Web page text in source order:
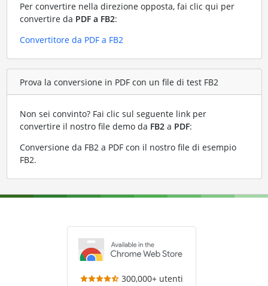
Per convertire nella direzione opposta, fai clic qui per
convertire da PDF a FB2:
Convertitore da PDF a FB2
Prova la conversione in PDF con un file di test FB2
Non sei convinto? Fai clic sul seguente link per
convertire il nostro file demo da FB2a PDF:
Conversione da FB2 a PDF con il nostro file di esempio
FB2.
300,000+ utenti